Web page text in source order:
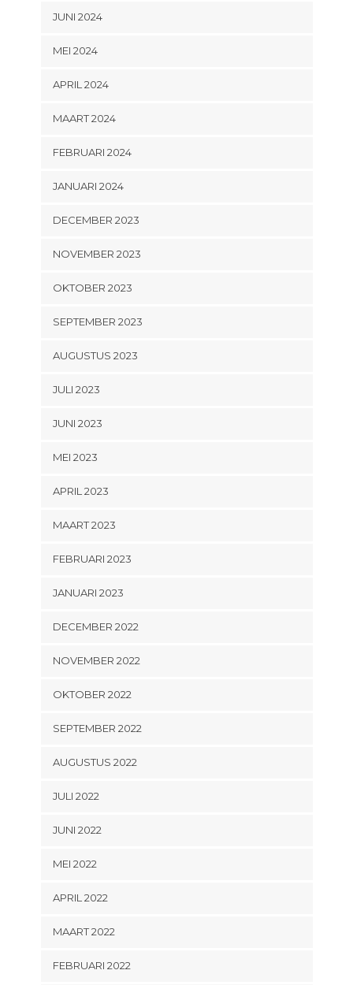
JUNI 2024
MEI 2024
APRIL 2024
MAART 2024
FEBRUARI 2024
JANUARI 2024
DECEMBER 2023
NOVEMBER 2023
OKTOBER 2023
SEPTEMBER 2023
AUGUSTUS 2023
JULI 2023
JUNI 2023
MEI 2023
APRIL 2023
MAART 2023
FEBRUARI 2023
JANUARI 2023
DECEMBER 2022
NOVEMBER 2022
OKTOBER 2022
SEPTEMBER 2022
AUGUSTUS 2022
JULI 2022
JUNI 2022
MEI 2022
APRIL 2022
MAART 2022
FEBRUARI 2022